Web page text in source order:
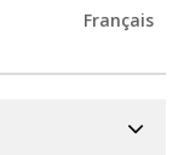
Français